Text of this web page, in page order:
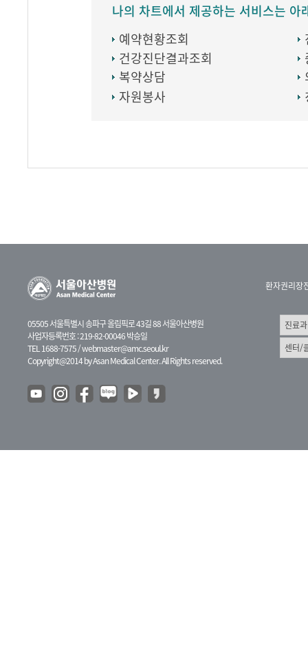
나의 차트에서 제공하는 서비스는 아
예약현황조회
건강진단결과조회
복약상담
자원봉사
05505 서울특별시 송파구 올림픽로 43길 88 서울아산병원
사업자등록번호 : 219-82-00046 박승일
TEL 1688-7575 /webmaster@amc.seoul.kr
Copyright@2014 by Asan Medical Center. All Rights reserved.
환자권리장